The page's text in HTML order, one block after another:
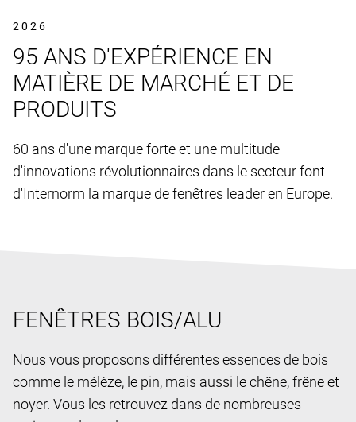
2026
95 ANS D'EXPÉRIENCE EN
MATIÈRE DE MARCHÉ ET DE
PRODUITS
60 ans d'une marque forte et une multitude
d'innovations révolutionnaires dans le secteur font
d'Internorm la marque de fenêtres leader en Europe.
FENÊTRES BOIS/ALU
Nous vous proposons différentes essences de bois
comme le mélèze, le pin, mais aussi le chêne, frêne et
noyer. Vous les retrouvez dans de nombreuses